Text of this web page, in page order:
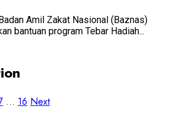
Amil Zakat Nasional (Baznas)
bantuan program Tebar Hadiah...
… 16 Next